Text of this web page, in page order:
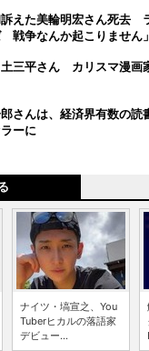
えた美輪明宏さん死去
戦争なんか起こりません」
三平さん カリスマ漫画
さんは、経済界有数の
ーに
ナイツ・塙宣之、You
Tuberヒカルの落語家
デビュー...